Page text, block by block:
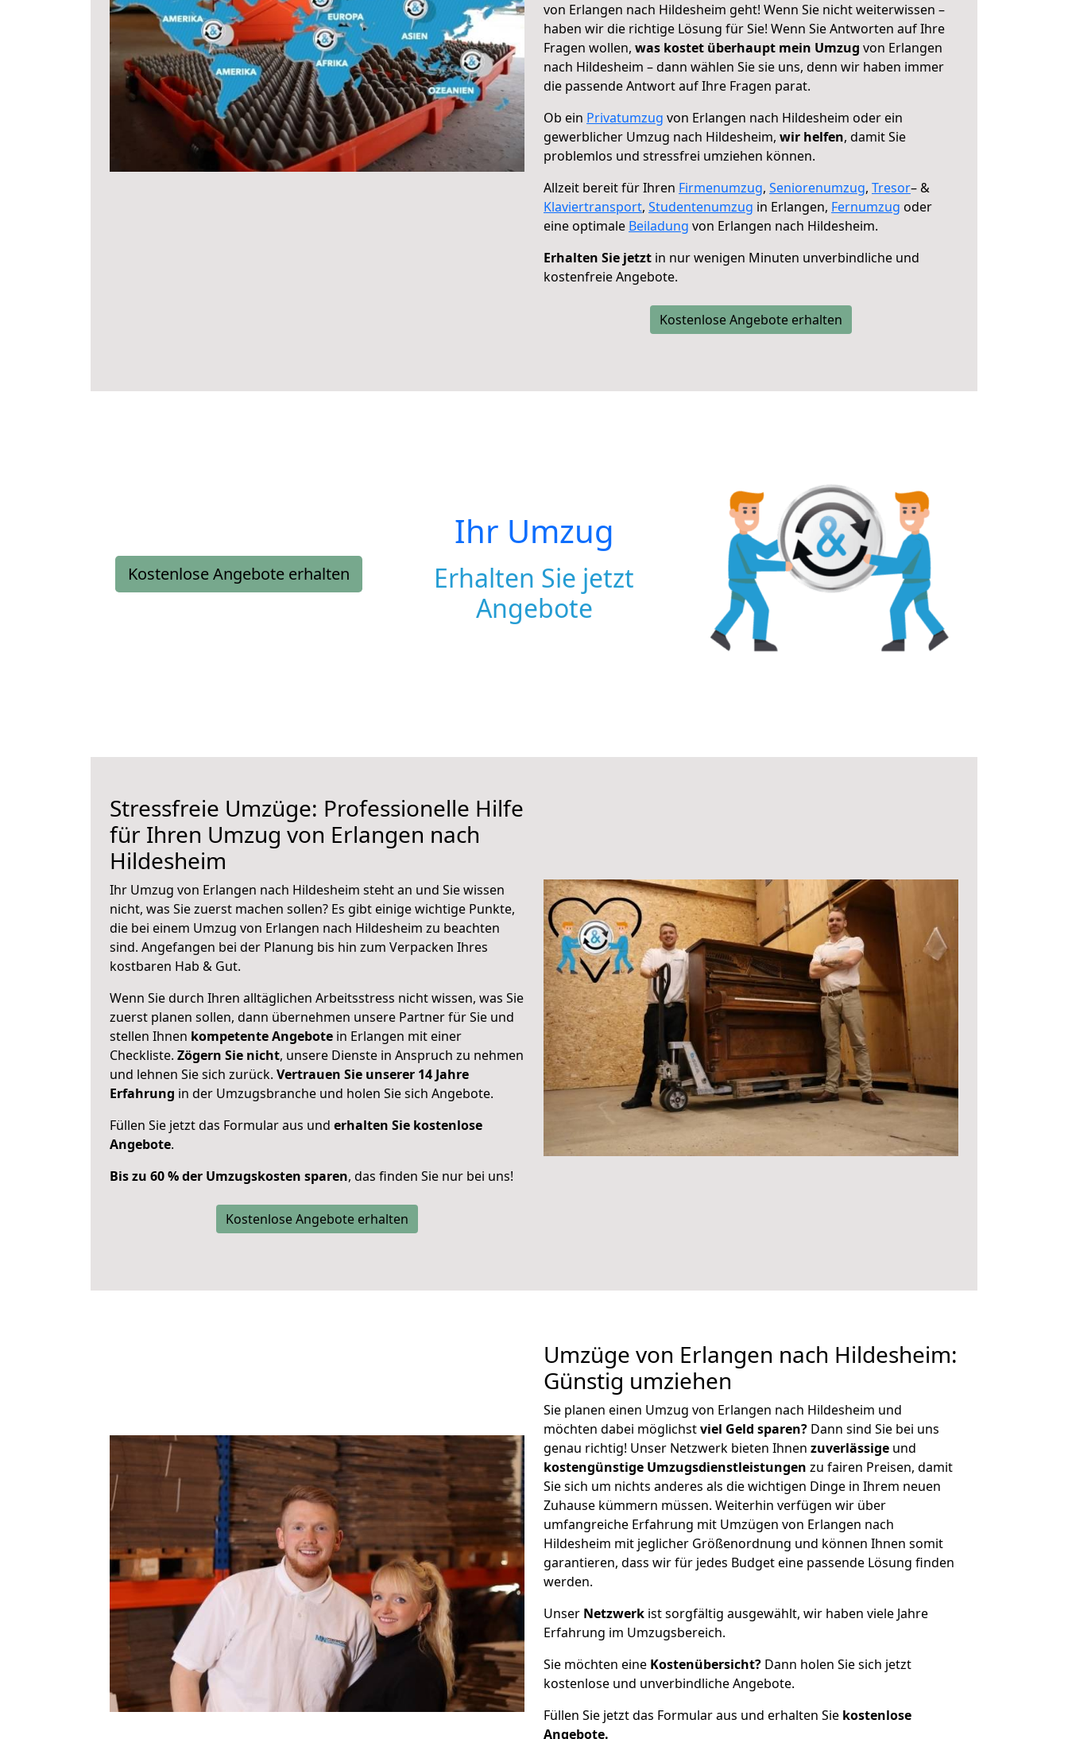
von Erlangen nach Hildesheim geht! Wenn Sie nicht weiterwissen –
haben wir die richtige Lösung für Sie! Wenn Sie Antworten auf Ihre
Fragen wollen, was kostet überhaupt mein Umzug von Erlangen
nach Hildesheim – dann wählen Sie sie uns, denn wir haben immer
die passende Antwort auf Ihre Fragen parat.
Ob ein Privatumzug von Erlangen nach Hildesheim oder ein
gewerblicher Umzug nach Hildesheim, wir helfen, damit Sie
problemlos und stressfrei umziehen können.
Allzeit bereit für Ihren Firmenumzug, Seniorenumzug, Tresor– &
Klaviertransport, Studentenumzug in Erlangen, Fernumzug oder
eine optimale Beiladung von Erlangen nach Hildesheim.
Erhalten Sie jetzt in nur wenigen Minuten unverbindliche und
kostenfreie Angebote.
Kostenlose Angebote erhalten
Kostenlose Angebote erhalten
Ihr Umzug
Erhalten Sie jetzt
Angebote
Stressfreie Umzüge: Professionelle Hilfe
für Ihren Umzug von Erlangen nach
Hildesheim
Ihr Umzug von Erlangen nach Hildesheim steht an und Sie wissen
nicht, was Sie zuerst machen sollen? Es gibt einige wichtige Punkte,
die bei einem Umzug von Erlangen nach Hildesheim zu beachten
sind. Angefangen bei der Planung bis hin zum Verpacken Ihres
kostbaren Hab & Gut.
Wenn Sie durch Ihren alltäglichen Arbeitsstress nicht wissen, was Sie
zuerst planen sollen, dann übernehmen unsere Partner für Sie und
stellen Ihnen kompetente Angebote in Erlangen mit einer
Checkliste. Zögern Sie nicht, unsere Dienste in Anspruch zu nehmen
und lehnen Sie sich zurück. Vertrauen Sie unserer 14 Jahre
Erfahrung in der Umzugsbranche und holen Sie sich Angebote.
Füllen Sie jetzt das Formular aus und erhalten Sie kostenlose
Angebote.
Bis zu 60 % der Umzugskosten sparen, das finden Sie nur bei uns!
Kostenlose Angebote erhalten
Umzüge von Erlangen nach Hildesheim:
Günstig umziehen
Sie planen einen Umzug von Erlangen nach Hildesheim und
möchten dabei möglichstviel Geld sparen? Dann sind Sie bei uns
genau richtig! Unser Netzwerk bieten Ihnen zuverlässige und
kostengünstige Umzugsdienstleistungen zu fairen Preisen, damit
Sie sich um nichts anderes als die wichtigen Dinge in Ihrem neuen
Zuhause kümmern müssen. Weiterhin verfügen wir über
umfangreiche Erfahrung mit Umzügen von Erlangen nach
Hildesheim mit jeglicher Größenordnung und können Ihnen somit
garantieren, dass wir für jedes Budget eine passende Lösung finden
werden.
Unser Netzwerk ist sorgfältig ausgewählt, wir haben viele Jahre
Erfahrung im Umzugsbereich.
Sie möchten eine Kostenübersicht? Dann holen Sie sich jetzt
kostenlose und unverbindliche Angebote.
Füllen Sie jetzt das Formular aus und erhalten Sie kostenlose
Angebote.